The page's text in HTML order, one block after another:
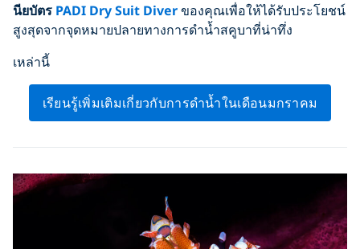
นียบัตร PADI Dry Suit Diverของคุณเพื่อให้ได้รับประโยชน์
สูงสุดจากจุดหมายปลายทางการดำน้ำสคูบาที่น่าทึ่ง
เหล่านี้
เรียนรู้เพิ่มเติมเกี่ยวกับการดำน้ำในเดือนมกราคม